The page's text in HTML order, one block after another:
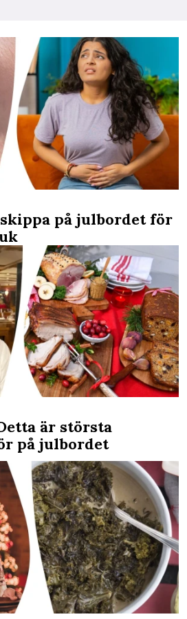
på julbordet för
är största
på julbordet